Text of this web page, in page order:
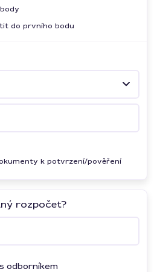
do prvního bodu
k potvrzení/pověření
rozpočet?
odborníkem